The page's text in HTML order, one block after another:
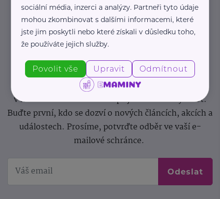
Newsletter
Pravidelný přísun novinek, inspirace na každý den,
podpora pro rodiče i sdílení zkušeností. Takový je
Newsletter webu eMaminy.cz. Přihlaste se k jeho
odběru a čtěte o tématech, které vám pomohou
v náročném období nebo zpříjemní rodinný život.
Buďte první, kdo se dozví o nových článcích, akcích a
událostech. Prosíme, potvrďte odběr ve vaší e-
mailové schránce.
Odeslat
sociální média, inzerci a analýzy. Partneři tyto údaje
mohou zkombinovat s dalšími informacemi, které
jste jim poskytli nebo které získali v důsledku toho,
že používáte jejich služby.
Povolit vše Upravit Odmítnout